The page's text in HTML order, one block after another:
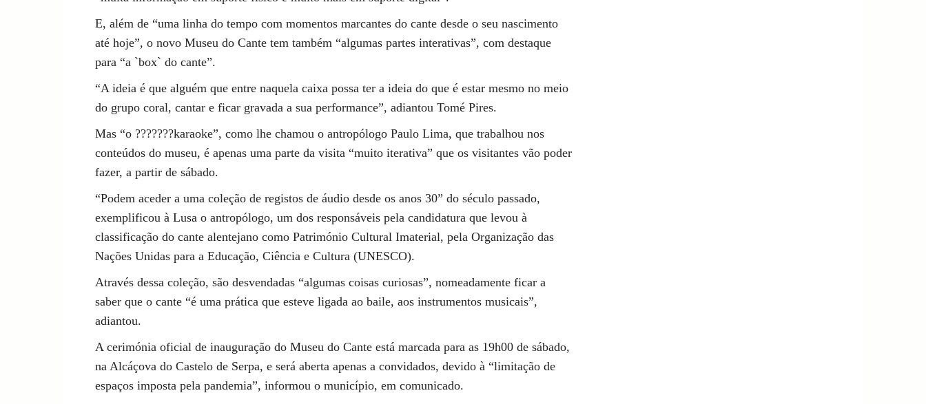
E, além de “uma linha do tempo com momentos marcantes do cante desde o seu nascimento
até hoje”, o novo Museu do Cante tem também “algumas partes interativas”, com destaque
para “a `box` do cante”.
“A ideia é que alguém que entre naquela caixa possa ter a ideia do que é estar mesmo no meio
do grupo coral, cantar e ficar gravada a sua performance”, adiantou Tomé Pires.
Mas “o ???????karaoke”, como lhe chamou o antropólogo Paulo Lima, que trabalhou nos
conteúdos do museu, é apenas uma parte da visita “muito iterativa” que os visitantes vão poder
fazer, a partir de sábado.
“Podem aceder a uma coleção de registos de áudio desde os anos 30” do século passado,
exemplificou à Lusa o antropólogo, um dos responsáveis pela candidatura que levou à
classificação do cante alentejano como Património Cultural Imaterial, pela Organização das
Nações Unidas para a Educação, Ciência e Cultura (UNESCO).
Através dessa coleção, são desvendadas “algumas coisas curiosas”, nomeadamente ficar a
saber que o cante “é uma prática que esteve ligada ao baile, aos instrumentos musicais”,
adiantou.
A cerimónia oficial de inauguração do Museu do Cante está marcada para as 19h00 de sábado,
na Alcáçova do Castelo de Serpa, e será aberta apenas a convidados, devido à “limitação de
espaços imposta pela pandemia”, informou o município, em comunicado.